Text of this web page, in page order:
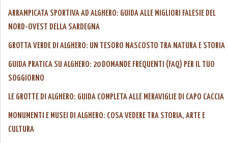
ARRAMPICATA SPORTIVA AD ALGHERO: GUIDA ALLE MIGLIORI FALESIE DEL
NORD-OVEST DELLA SARDEGNA
GROTTA VERDE DI ALGHERO: UN TESORO NASCOSTO TRA NATURA E STORIA
GUIDA PRATICA SU ALGHERO: 20 DOMANDE FREQUENTI (FAQ) PER IL TUO
SOGGIORNO
LE GROTTE DI ALGHERO: GUIDA COMPLETA ALLE MERAVIGLIE DI CAPO CACCIA
MONUMENTI E MUSEI DI ALGHERO: COSA VEDERE TRA STORIA, ARTE E
CULTURA